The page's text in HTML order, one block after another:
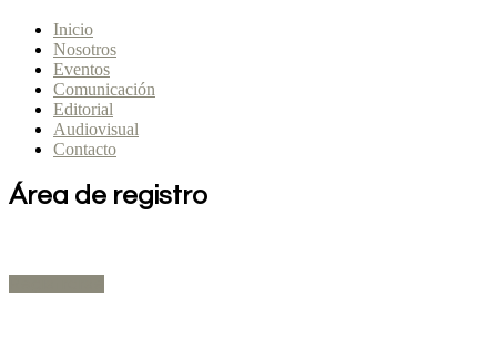
Inicio
Nosotros
Eventos
Comunicación
Editorial
Audiovisual
Contacto
Área de registro